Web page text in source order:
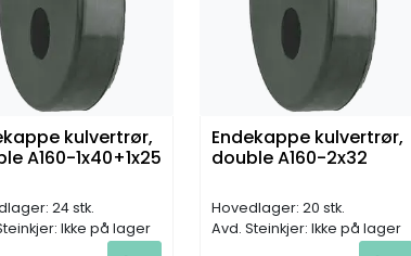
kulvertrør,
A160-1x40+1x25
24 stk.
Ikke på lager
Endekappe kulvertrør,
double A160-2x32
Hovedlager: 20 stk.
Avd. Steinkjer: Ikke på lager